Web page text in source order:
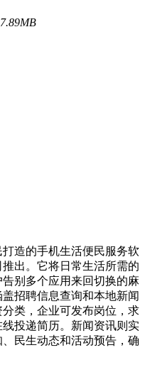
造的手机生活便民服务软
出。它将日常生活所需的
别多个应用来回切换的麻
招聘信息查询和本地新闻
类，企业可发布岗位，求
投递简历。新闻资讯则实
民生动态和活动预告，确